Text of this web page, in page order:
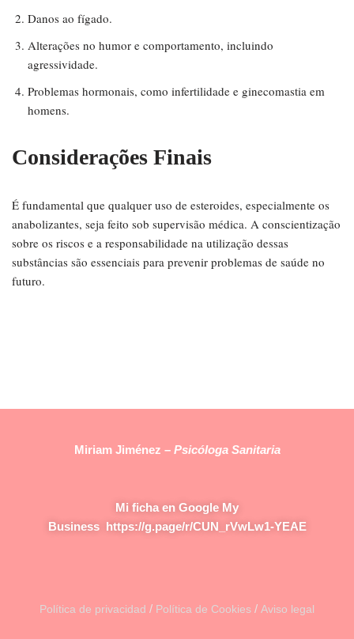
Danos ao fígado.
Alterações no humor e comportamento, incluindo
agressividade.
Problemas hormonais, como infertilidade e ginecomastia em
homens.
Considerações Finais
É fundamental que qualquer uso de esteroides, especialmente os
anabolizantes, seja feito sob supervisão médica. A conscientização
sobre os riscos e a responsabilidade na utilização dessas
substâncias são essenciais para prevenir problemas de saúde no
futuro.
Miriam Jiménez –Psicóloga Sanitaria
Mi ficha en Google My
Business https://g.page/r/CUN_rVwLw1-YEAE
Política de privacidad / Política de Cookies / Aviso legal